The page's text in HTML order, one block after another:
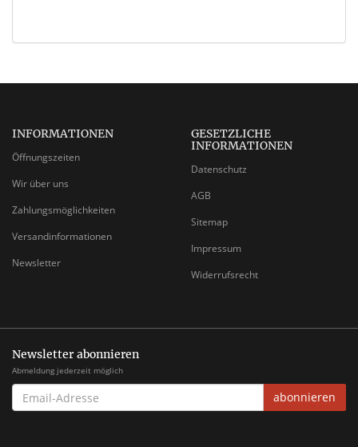
INFORMATIONEN
Öffnungszeiten
Wir über uns
Zahlungsmöglichkeiten
Versandinformationen
Newsletter
GESETZLICHE
INFORMATIONEN
Datenschutz
AGB
Sitemap
Impressum
Widerrufsrecht
Newsletter abonnieren
Abmeldung jederzeit möglich
EMAIL-
ADRESSE
abonnieren